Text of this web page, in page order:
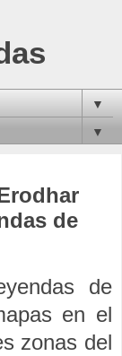
▼
▼
de
de
en el
zonas del